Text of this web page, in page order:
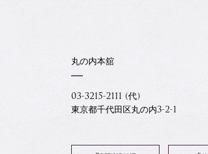
丸の内本舘
03-3215-2111 (代)
東京都千代田区丸の内3-2-1